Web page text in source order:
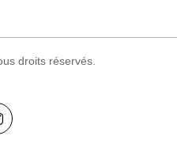
droits réservés.